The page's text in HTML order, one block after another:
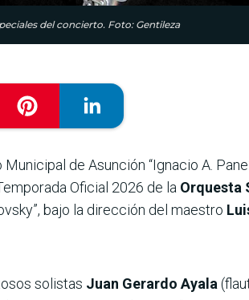
del concierto. Foto: Gentileza
de Asunción “Ignacio A.
Oficial 2026 de la Orquesta
bajo la dirección del maestro
solistas Juan Gerardo Ayala